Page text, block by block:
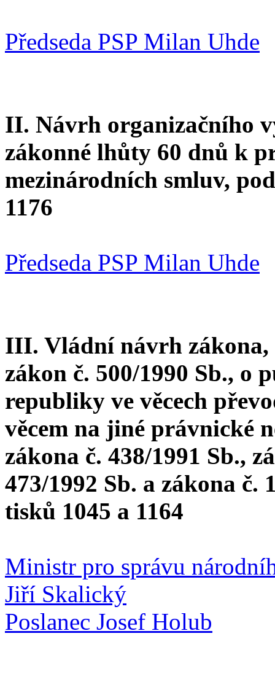
Předseda PSP Milan Uhde
II. Návrh organizačního
zákonné lhůty 60 dnů k
mezinárodních smluv,
1176
Předseda PSP Milan Uhde
III. Vládní návrh zákona,
zákon č. 500/1990 Sb., o
republiky ve věcech
věcem na jiné právnické
zákona č. 438/1991 Sb.,
473/1992 Sb. a zákona č.
tisků 1045 a 1164
Ministr pro správu
Jiří Skalický
Poslanec Josef Holub